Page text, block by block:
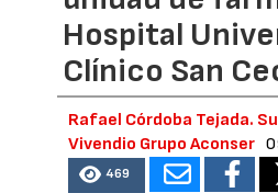
Hospital
Clínico San
Rafael Córdoba Tejada.
Vivendio Grupo Aconser
469